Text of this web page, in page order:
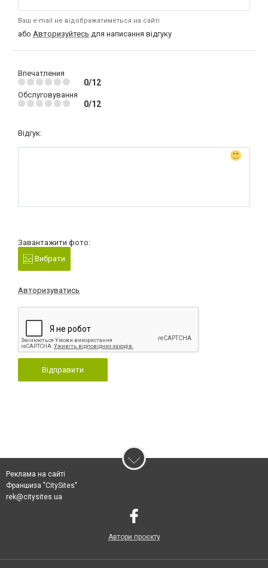
Ваш e-mail не відображатиметься на сайті
або Авторизуйтесь для написання відгуку
Впечатления
0/12
Обслуговування
0/12
Відгук:
Завантажити фото:
Вибрати
Авторизуватись
Відправити
Реклама на сайті
Франшиза "CitySites"
rek@citysites.ua
Автори проєкту